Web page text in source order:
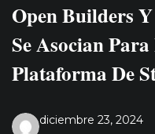
Open Builders
Se Asocian
Plataforma De
diciembre 23, 2024